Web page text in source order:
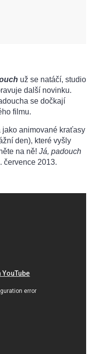
už se natáčí, studio
další novinku.
se dočkají
filmu.
jako animované kraťasy
den), které vyšly
na ně! Já, padouch
července 2013.